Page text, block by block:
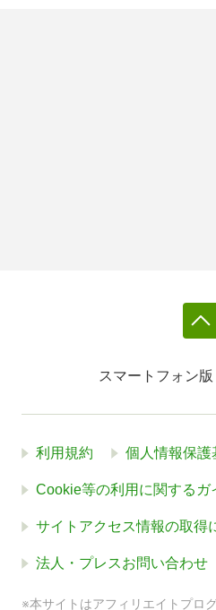
スマートフォン版
利用規約 個人情報保護
Cookie等の利用に関するガ
サイトアクセス情報の取得
法人・プレスお問い合わせ
※本サイトはアフィリエイトプロ